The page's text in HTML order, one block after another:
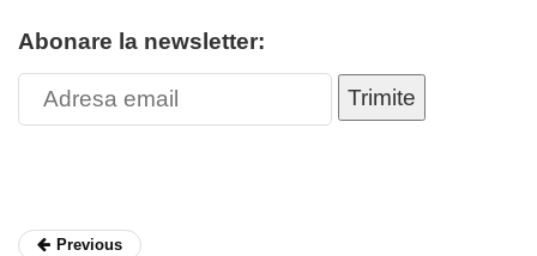
Abonare la newsletter:
Trimite
Previous